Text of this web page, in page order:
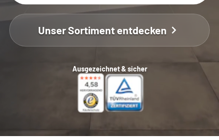
Unser Sortiment entdecken
Ausgezeichnet & sicher